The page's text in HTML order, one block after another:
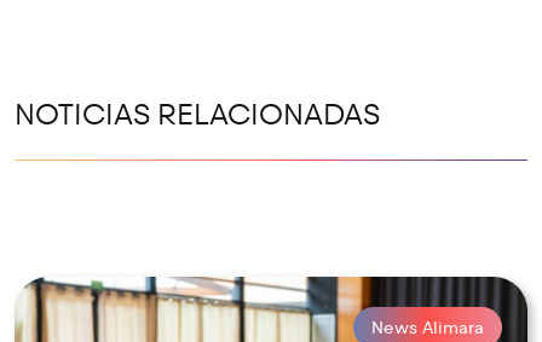
NOTICIAS RELACIONADAS
News Alimara